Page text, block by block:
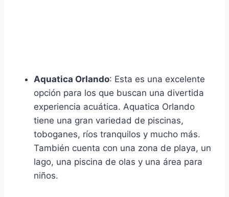
Aquatica Orlando: Esta es una excelente
opción para los que buscan una divertida
experiencia acuática. Aquatica Orlando
tiene una gran variedad de piscinas,
toboganes, ríos tranquilos y mucho más.
También cuenta con una zona de playa, un
lago, una piscina de olas y una área para
niños.